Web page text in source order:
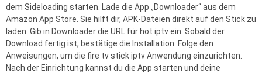
dem Sideloading starten. Lade die App „Downloader“ aus dem
Amazon App Store. Sie hilft dir, APK-Dateien direkt auf den Stick zu
laden. Gib in Downloader die URL für hot iptv ein. Sobald der
Download fertig ist, bestätige die Installation. Folge den
Anweisungen, um die fire tv stick iptv Anwendung einzurichten.
Nach der Einrichtung kannst du die App starten und deine